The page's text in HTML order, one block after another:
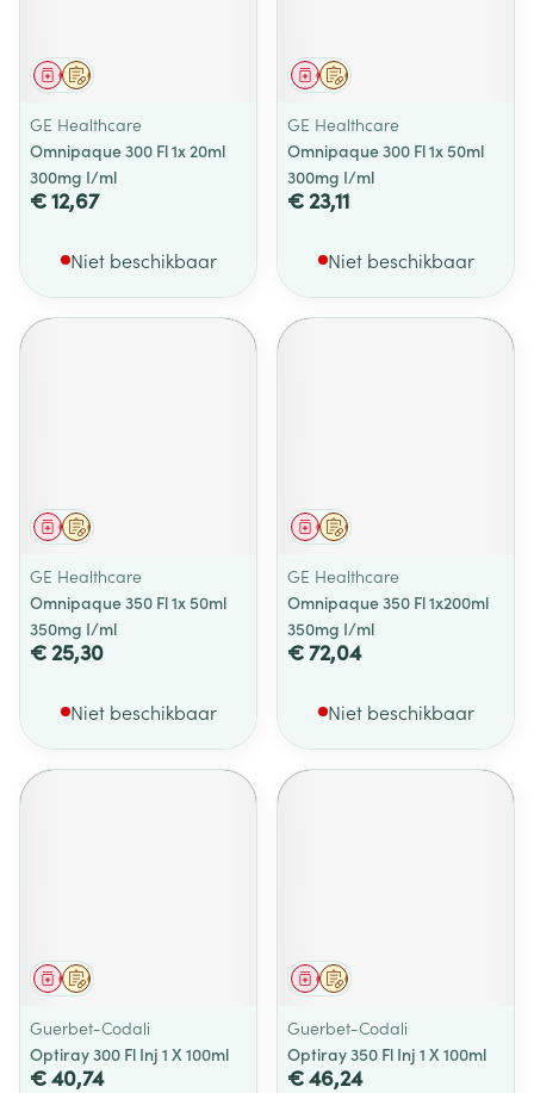
Op voorschrift
Geneesmiddel
GE Healthcare
Omnipaque 300 Fl 1x 20ml
300mg I/ml
€ 12,67
Niet beschikbaar
Op voorschrift
Geneesmiddel
GE Healthcare
Omnipaque 300 Fl 1x 50ml
300mg I/ml
€ 23,11
Niet beschikbaar
Op voorschrift
Geneesmiddel
GE Healthcare
Omnipaque 350 Fl 1x 50ml
350mg I/ml
€ 25,30
Niet beschikbaar
Op voorschrift
Geneesmiddel
GE Healthcare
Omnipaque 350 Fl 1x200ml
350mg I/ml
€ 72,04
Niet beschikbaar
Op voorschrift
Geneesmiddel
Guerbet-Codali
Optiray 300 Fl Inj 1 X 100ml
€ 40,74
Op voorschrift
Geneesmiddel
Guerbet-Codali
Optiray 350 Fl Inj 1 X 100ml
€ 46,24